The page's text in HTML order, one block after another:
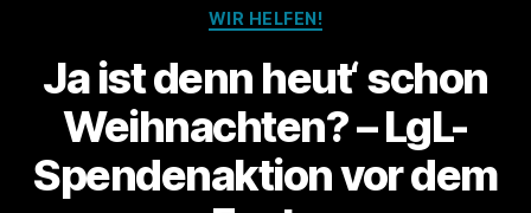
Kategorien
WIR HELFEN!
Ja ist denn heut‘ schon
Weihnachten? – LgL-
Spendenaktion vor dem